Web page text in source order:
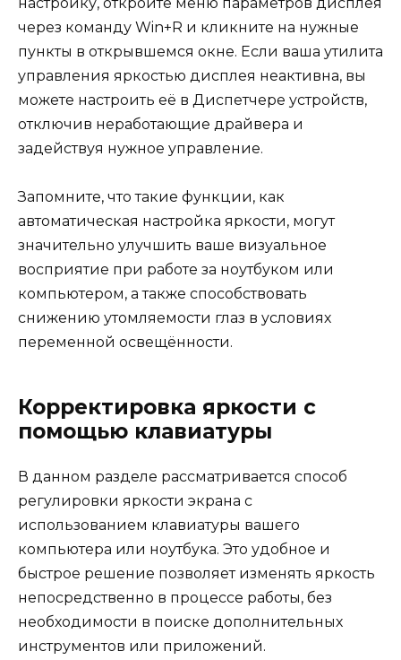
через команду Win+R и кликните на нужные
пункты в открывшемся окне. Если ваша утилита
управления яркостью дисплея неактивна, вы
можете настроить её в Диспетчере устройств,
отключив неработающие драйвера и
задействуя нужное управление.
Запомните, что такие функции, как
автоматическая настройка яркости, могут
значительно улучшить ваше визуальное
восприятие при работе за ноутбуком или
компьютером, а также способствовать
снижению утомляемости глаз в условиях
переменной освещённости.
Корректировка яркости с
помощью клавиатуры
В данном разделе рассматривается способ
регулировки яркости экрана с
использованием клавиатуры вашего
компьютера или ноутбука. Это удобное и
быстрое решение позволяет изменять яркость
непосредственно в процессе работы, без
необходимости в поиске дополнительных
инструментов или приложений.